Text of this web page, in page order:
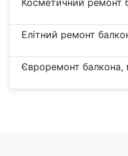
Елітний ремонт
Євроремонт балкона,